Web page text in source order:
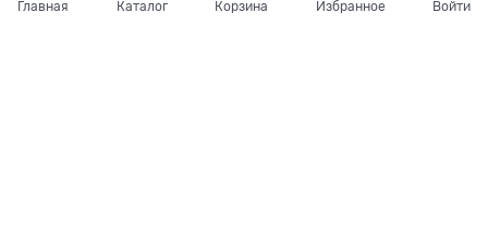
Главная Каталог Корзина Избранное Войти